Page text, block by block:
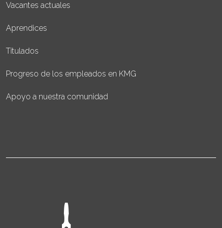
Vacantes actuales
Aprendices
Titulados
Progreso de los empleados en KMG
Apoyo a nuestra comunidad